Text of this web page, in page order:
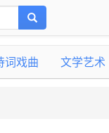
词戏曲 文学艺术